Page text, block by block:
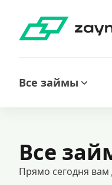
Все займы
Все
Прямо сегодня вам